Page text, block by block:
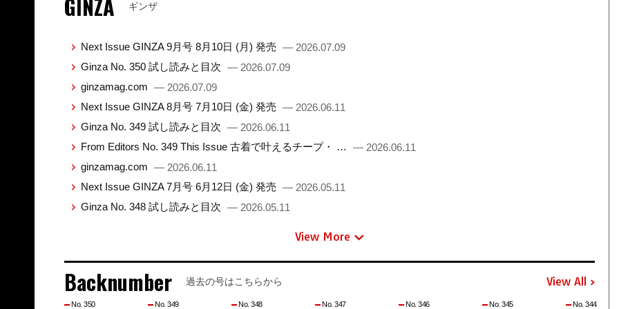
GINZA ギンザ
Next Issue GINZA 9月号 8月10日 (月) 発売 — 2026.07.09
Ginza No. 350 試し読みと目次 — 2026.07.09
ginzamag.com — 2026.07.09
Next Issue GINZA 8月号 7月10日 (金) 発売 — 2026.06.11
Ginza No. 349 試し読みと目次 — 2026.06.11
From Editors No. 349 This Issue 古着で叶えるチープ・ …
— 2026.06.11
ginzamag.com — 2026.06.11
Next Issue GINZA 7月号 6月12日 (金) 発売 — 2026.05.11
Ginza No. 348 試し読みと目次 — 2026.05.11
View More
Backnumber 過去の号はこちらから View All
No. 350 No. 349 No. 348 No. 347 No. 346 No. 345 No. 344